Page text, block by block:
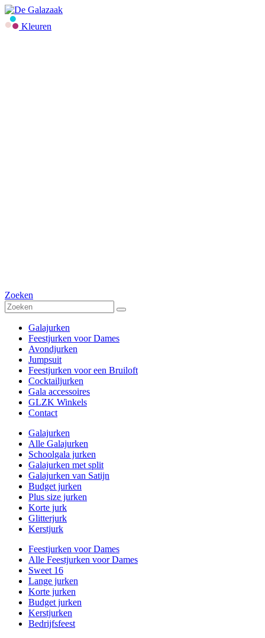
Kleuren
Zoeken
Galajurken
Feestjurken voor Dames
Avondjurken
Jumpsuit
Feestjurken voor een Bruiloft
Cocktailjurken
Gala accessoires
GLZK Winkels
Contact
Galajurken
Alle Galajurken
Schoolgala jurken
Galajurken met split
Galajurken van Satijn
Budget jurken
Plus size jurken
Korte jurk
Glitterjurk
Kerstjurk
Feestjurken voor Dames
Alle Feestjurken voor Dames
Sweet 16
Lange jurken
Korte jurken
Budget jurken
Kerstjurken
Bedrijfsfeest